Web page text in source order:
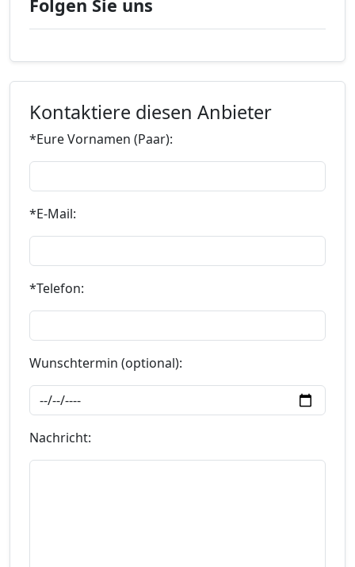
Folgen Sie uns
Kontaktiere diesen Anbieter
*Eure Vornamen (Paar):
*E-Mail:
*Telefon:
Wunschtermin (optional):
Nachricht: